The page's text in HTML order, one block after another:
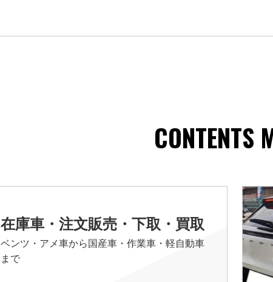
CONTENTS
在庫車・注文販売・下取・買取
ベンツ・アメ車から国産車・作業車・軽自動車
まで